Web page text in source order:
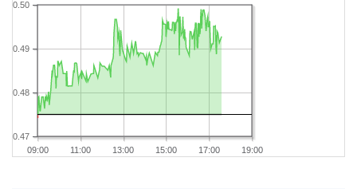
09:00 11:00 13:00 15:00 17:00 19:00
0.47
0.48
0.49
0.50